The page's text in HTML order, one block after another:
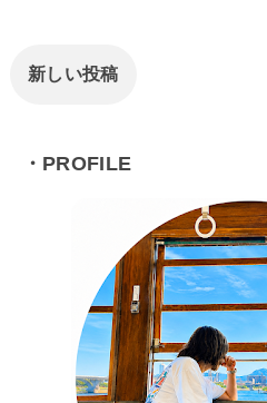
新しい投稿
・PROFILE